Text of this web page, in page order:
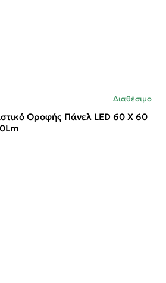
Διαθέσιμο
Οροφής Πάνελ LED 60 X 60